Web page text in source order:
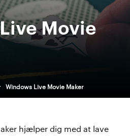
Movie
Windows Live Movie Maker
hjælper dig med at lave